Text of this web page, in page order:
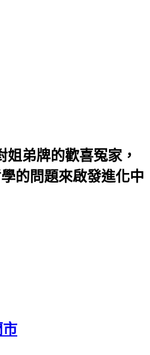
弟牌的歡喜冤家，
的問題來啟發進化中
市